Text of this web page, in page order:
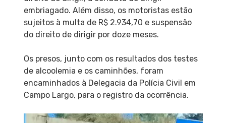
embriagado. Além disso, os motoristas estão
sujeitos à multa de R$ 2.934,70 e suspensão
do direito de dirigir por doze meses.
Os presos, junto com os resultados dos testes
de alcoolemia e os caminhões, foram
encaminhados à Delegacia da Polícia Civil em
Campo Largo, para o registro da ocorrência.
Tocador